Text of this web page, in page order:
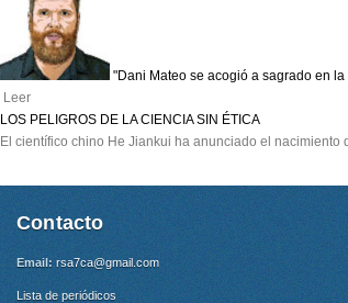
"Dani Mateo se acogió a sagrado en
Leer
LOS PELIGROS DE LA CIENCIA SIN ÉTICA
El científico chino He Jiankui ha anunciado el
Contacto
Email: rsa7ca@gmail.com
Lista de periódicos